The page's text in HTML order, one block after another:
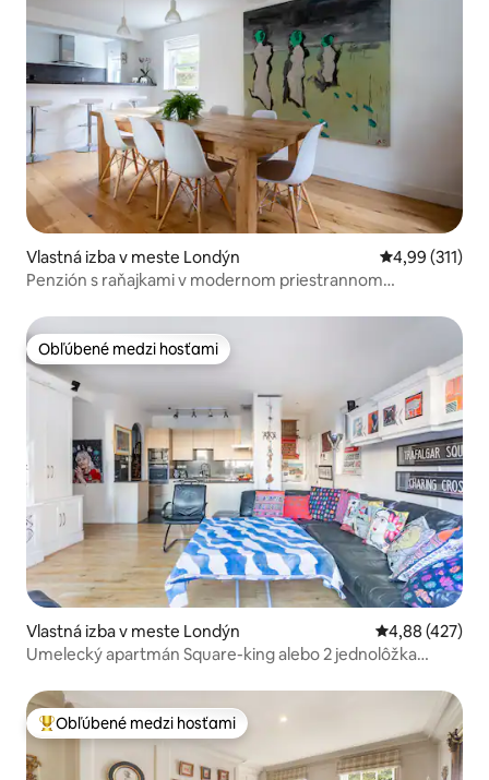
Vlastná izba v meste Londýn Priemerné
4,99 (311)
Penzión s raňajkami v modernom priestrannom
Obľúbené medzi hosťami
Obľúbené medzi hosťami
Vlastná izba v meste Londýn Priemerné
4,88 (427)
Umelecký apartmán Square-king alebo 2 jednolôžka
Najobľúbenejšie medzi hosťami
Obľúbené medzi hosťami